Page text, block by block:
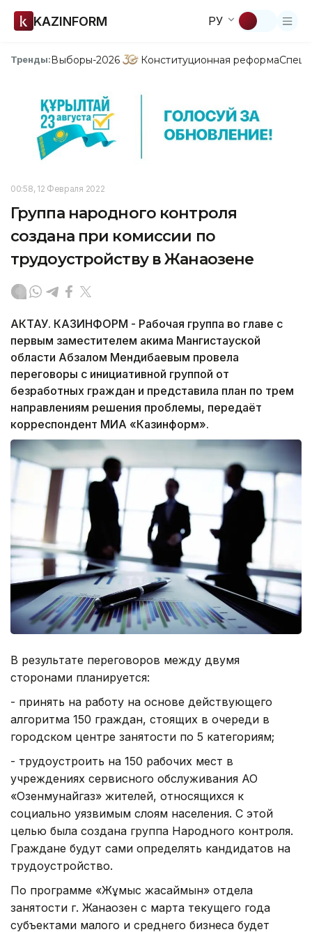
KAZINFORM РУ
Тренды:Выборы-2026 Конституционная реформа
00:58, 12 Февраля 2022
Группа народного контроля
создана при комиссии по
трудоустройству в Жанаозене
АКТАУ. КАЗИНФОРМ - Рабочая группа во главе с
первым заместителем акима Мангистауской
области Абзалом Мендибаевым провела
переговоры с инициативной группой от
безработных граждан и представила план по трем
направлениям решения проблемы, передаёт
корреспондент МИА «Казинформ».
В результате переговоров между двумя
сторонами планируется:
- принять на работу на основе действующего
алгоритма 150 граждан, стоящих в очереди в
городском центре занятости по 5 категориям;
- трудоустроить на 150 рабочих мест в
учреждениях сервисного обслуживания АО
«Озенмунайгаз» жителей, относящихся к
социально уязвимым слоям населения. С этой
целью была создана группа Народного контроля.
Граждане будут сами определять кандидатов на
трудоустройство.
По программе «Жұмыс жасаймын» отдела
занятости г. Жанаозен с марта текущего года
субъектами малого и среднего бизнеса будет